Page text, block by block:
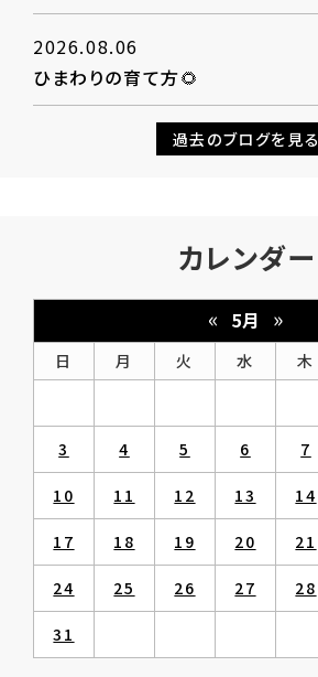
2026.08.06
ひまわりの育て方🌻
過去のブログを見る
カレンダー
« 5月 »
日 月 火 水 木
3 4 5 6 7
10 11 12 13 14
17 18 19 20 21
24 25 26 27 28
31